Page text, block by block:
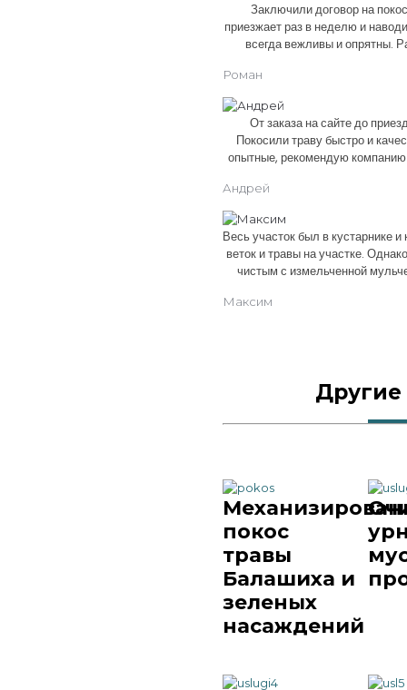
Заключили договор на
приезжает раз в неделю и
всегда вежливы и опрятны.
Роман
От заказа на сайте до
Покосили траву быстро и
опытные, рекомендую
Андрей
Весь участок был в кустарнике
веток и травы на участке.
чистым с измельченной
Максим
покос
травы
Балашиха и
зеленых
насаждений